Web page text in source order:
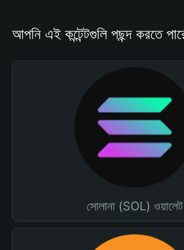
আপনি এই কন্টেন্টগুলি পছন্দ করতে
সোলানা (SOL) ওয়ালেট